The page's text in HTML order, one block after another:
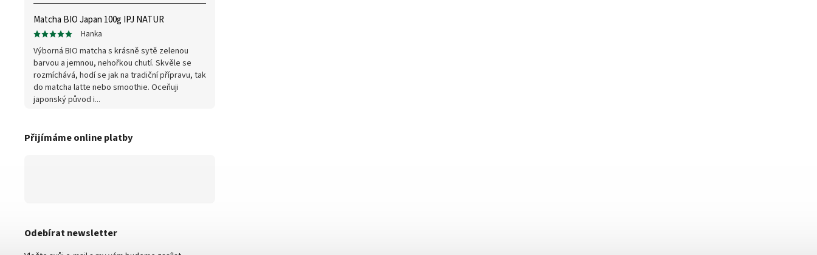
Matcha BIO Japan 100g IPJ NATUR
Hanka
Výborná BIO matcha s krásně sytě zelenou
barvou a jemnou, nehořkou chutí. Skvěle se
rozmíchává, hodí se jak na tradiční přípravu, tak
do matcha latte nebo smoothie. Oceňuji
japonský původ i...
Přijímáme online platby
Odebírat newsletter